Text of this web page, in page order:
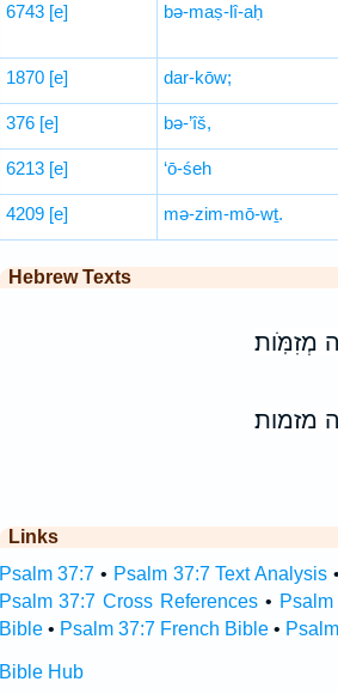
6743 [e] bə-maṣ-lî-aḥ
1870 [e] dar-kōw;
376 [e] bə-’îš,
6213 [e] ‘ō-śeh
4209 [e] mə-zim-mō-wṯ.
Hebrew Texts
מְזִמֹּֽות׃
מזמות׃
Links
Psalm 37:7 • Psalm 37:7 Text Analysis •
Psalm 37:7 Cross References •
Bible• Psalm 37:7 French Bible•
Bible Hub